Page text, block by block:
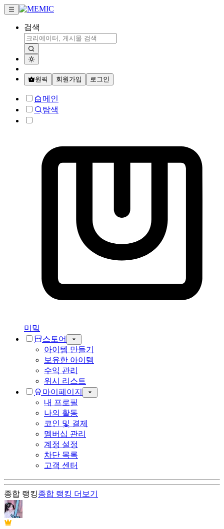
검색
원픽 회원가입 로그인
메인
탐색
미밐
스토어
아이템 만들기
보유한 아이템
수익 관리
위시 리스트
마이페이지
내 프로필
나의 활동
코인 및 결제
멤버십 관리
계정 설정
차단 목록
고객 센터
종합 랭킹종합 랭킹 더보기